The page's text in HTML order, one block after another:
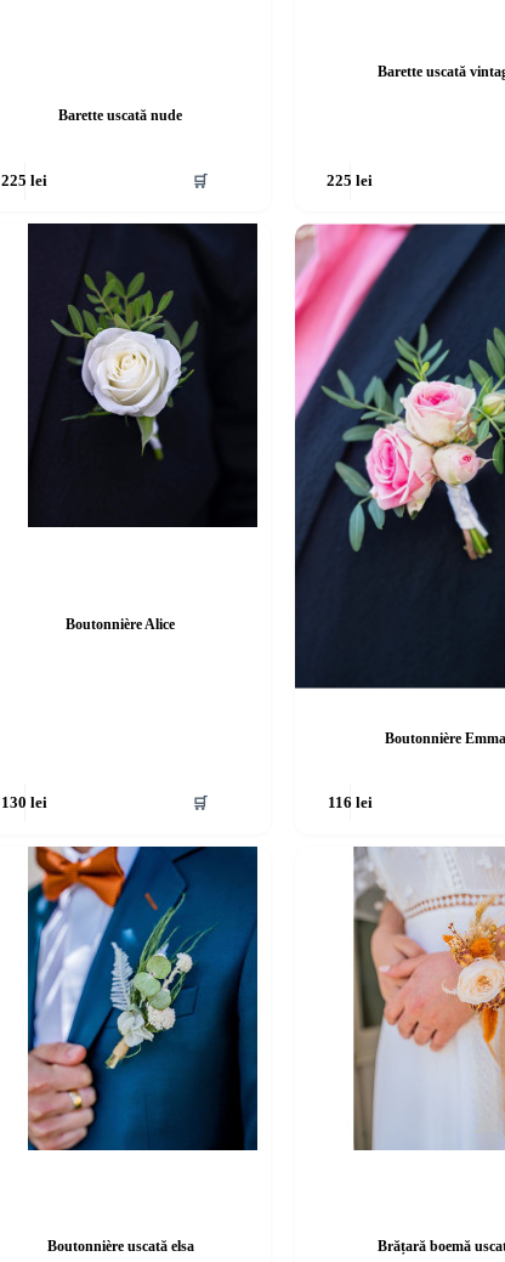
Barette uscată nude
225 lei 🛒
Barette uscată
225lei
Boutonnière Alice
130 lei 🛒
Boutonnière Emma
116 lei
Boutonnière uscată elsa Brățară boemă